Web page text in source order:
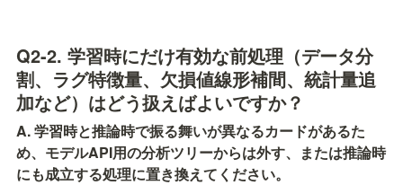
Q2-2. 学習時にだけ有効な前処理（データ分
割、ラグ特徴量、欠損値線形補間、統計量追
加など）はどう扱えばよいですか？
A. 学習時と推論時で振る舞いが異なるカードがあるた
め、モデルAPI用の分析ツリーからは外す、または推論時
にも成立する処理に置き換えてください。